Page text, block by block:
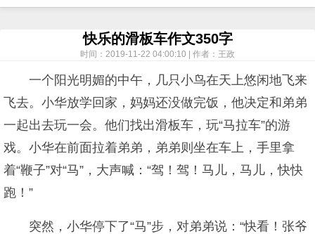
快乐的滑板车作文350字
时间：2019-11-22 04:00:10 | 作者：王政
一个阳光明媚的中午，几只小鸟在天上悠闲地飞来
飞去。小华放学回家，妈妈还没做完饭，他决定和弟弟
一起出去玩一会。他们找出滑板车，玩“马拉车”的游
戏。小华在前面拉着弟弟，弟弟则坐在车上，手里拿
着“鞭子”对“马”，大声喊：“驾！驾！马儿，马儿，快快
跑！”
突然，小华停下了“马”步，对弟弟说：“快看！张爷